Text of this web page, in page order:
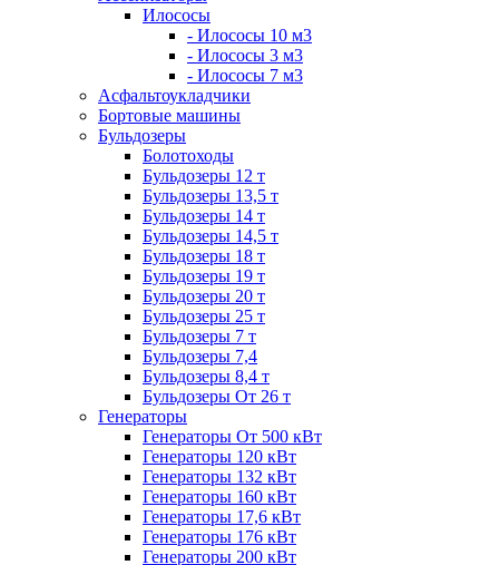
Илососы
- Илососы 10 м3
- Илососы 3 м3
- Илососы 7 м3
Асфальтоукладчики
Бортовые машины
Бульдозеры
Болотоходы
Бульдозеры 12 т
Бульдозеры 13,5 т
Бульдозеры 14 т
Бульдозеры 14,5 т
Бульдозеры 18 т
Бульдозеры 19 т
Бульдозеры 20 т
Бульдозеры 25 т
Бульдозеры 7 т
Бульдозеры 7,4
Бульдозеры 8,4 т
Бульдозеры От 26 т
Генераторы
Генераторы От 500 кВт
Генераторы 120 кВт
Генераторы 132 кВт
Генераторы 160 кВт
Генераторы 17,6 кВт
Генераторы 176 кВт
Генераторы 200 кВт